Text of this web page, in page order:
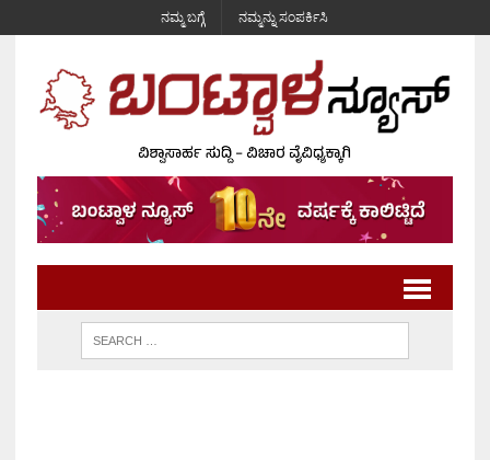
ನಮ್ಮ ಬಗ್ಗೆ ನಮ್ಮನ್ನು ಸಂಪರ್ಕಿಸಿ